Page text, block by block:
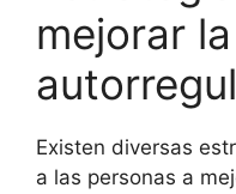
mejorar la
Existen diversas
a las personas a